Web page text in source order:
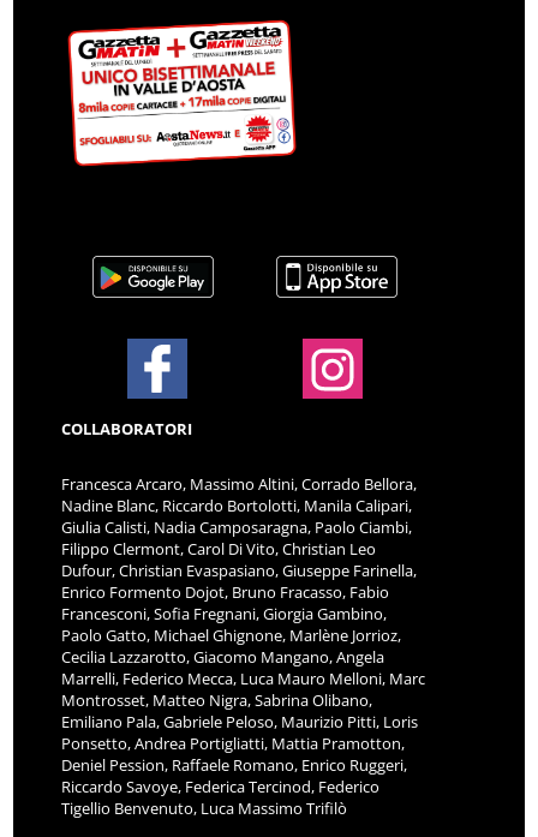
COLLABORATORI
Francesca Arcaro, Massimo Altini, Corrado Bellora,
Nadine Blanc, Riccardo Bortolotti, Manila Calipari,
Giulia Calisti, Nadia Camposaragna, Paolo Ciambi,
Filippo Clermont, Carol Di Vito, Christian Leo
Dufour, Christian Evaspasiano, Giuseppe Farinella,
Enrico Formento Dojot, Bruno Fracasso, Fabio
Francesconi, Sofia Fregnani, Giorgia Gambino,
Paolo Gatto, Michael Ghignone, Marlène Jorrioz,
Cecilia Lazzarotto, Giacomo Mangano, Angela
Marrelli, Federico Mecca, Luca Mauro Melloni, Marc
Montrosset, Matteo Nigra, Sabrina Olibano,
Emiliano Pala, Gabriele Peloso, Maurizio Pitti, Loris
Ponsetto, Andrea Portigliatti, Mattia Pramotton,
Deniel Pession, Raffaele Romano, Enrico Ruggeri,
Riccardo Savoye, Federica Tercinod, Federico
Tigellio Benvenuto, Luca Massimo Trifilò